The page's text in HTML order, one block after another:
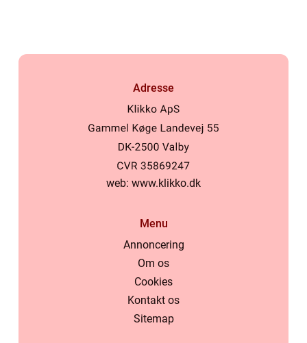
Adresse
web: www.klikko.dk
Menu
Annoncering
Om os
Cookies
Kontakt os
Sitemap